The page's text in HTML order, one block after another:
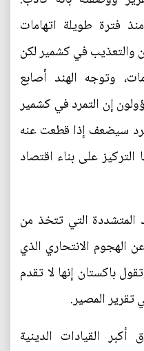
فترة طويلة اتهامات
والتعذيب في كشمير لكن
وتوجه الهند أصابع
إن التمرد في كشمير
سيضعف إذا قطعت عنه
التركيز على بناء اقتصاد
التي تتخذ من
الهجوم الانتحاري الذي
باكستان إنها لا تقدم
المصير.
القيادات الدينية